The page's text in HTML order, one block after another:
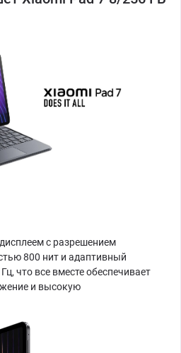
с разрешением
800 нит и адаптивный
что все вместе обеспечивает
и высокую